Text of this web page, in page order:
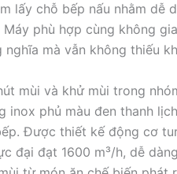
lấy chỗ bếp nấu nhằm dễ
phù hợp cùng không
mà vẫn không thiếu
mùi và khử mùi trong
inox phủ màu đen thanh
Được thiết kế động cơ
đại đạt 1600 m³/h, dễ